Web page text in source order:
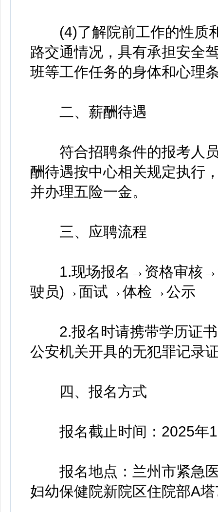
(4)了解院前工作的性质
路交通情况，具有承担安全
班等工作任务的身体和心理
二、薪酬待遇
符合招聘条件的报考人员
酬待遇按中心相关规定执行
并办理五险一金。
三、应聘流程
1.现场报名→资格审核→
驶员)→面试→体检→公示
2.报名时请携带学历证书
公安机关开具的无犯罪记录
四、报名方式
报名截止时间：2025年
报名地点：兰州市紧急医
妇幼保健院新院区住院部A